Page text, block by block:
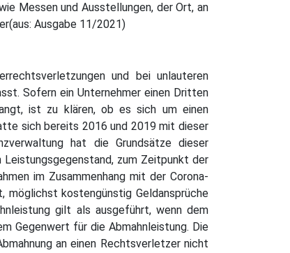
Messen und Ausstellungen, der Ort, an
Ausgabe 11/2021)
und bei unlauteren
Sofern ein Unternehmer einen Dritten
ist zu klären, ob es sich um einen
sich bereits 2016 und 2019 mit dieser
hat die Grundsätze dieser
zum Zeitpunkt der
im Zusammenhang mit der Corona-
möglichst kostengünstig Geldansprüche
gilt als ausgeführt, wenn dem
Gegenwert für die Abmahnleistung. Die
an einen Rechtsverletzer nicht